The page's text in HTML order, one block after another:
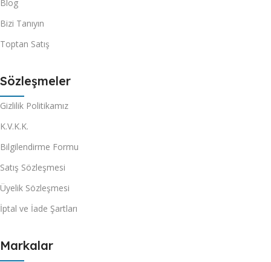
Blog
Bizi Tanıyın
Toptan Satış
Sözleşmeler
Gizlilik Politikamız
K.V.K.K.
Bilgilendirme Formu
Satış Sözleşmesi
Üyelik Sözleşmesi
İptal ve İade Şartları
Markalar